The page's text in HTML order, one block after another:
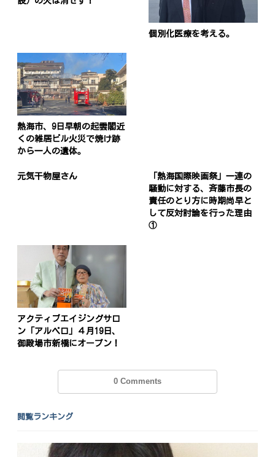
個別化医療を考える。
熱海市、9日早朝の起雲閣近
くの雑居ビル火災で焼け跡
から一人の遺体。
元気干物屋さん
「熱海国際映画祭」一連の
騒動に対する、斉藤市長の
責任のとり方に時期尚早と
して反対討論を行った理由
①
アクティブエイジングサロ
ン「アルベロ」４月19日、
御殿場市新橋にオープン！
0 Comments
閲覧ランキング